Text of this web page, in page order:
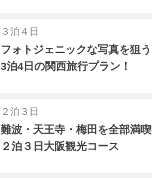
３泊４日
フォトジェニックな写真を狙う
3泊4日の関西旅行プラン！
２泊３日
難波・天王寺・梅田を全部満喫
２泊３日大阪観光コース